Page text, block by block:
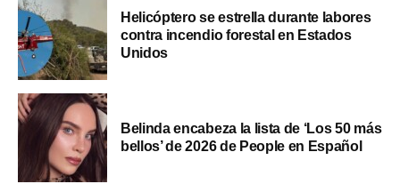
Helicóptero se estrella durante labores
contra incendio forestal en Estados
Unidos
Belinda encabeza la lista de ‘Los 50 más
bellos’ de 2026 de People en Español